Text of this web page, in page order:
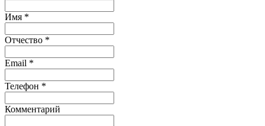
Имя *
Отчество *
Email *
Телефон *
Комментарий